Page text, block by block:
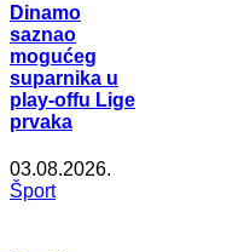
Dinamo
saznao
mogućeg
suparnika u
play-offu Lige
prvaka
03.08.2026.
Šport